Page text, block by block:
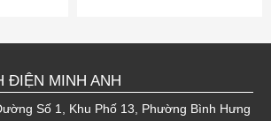
ĐIỆN MINH ANH
Số 1, Khu Phố 13, Phường Bình Hưng